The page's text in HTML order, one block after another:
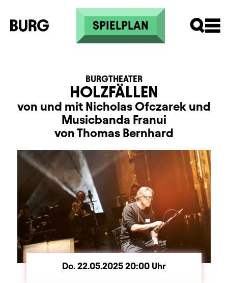
Direkt zum Inhalt
SPIELPLAN
HOLZFÄLLEN
BURGTHEATER
von und mit Nicholas Ofczarek und
Musicbanda Franui
von Thomas Bernhard
Do. Donnerstag
22.05.2025 20:00Uhr